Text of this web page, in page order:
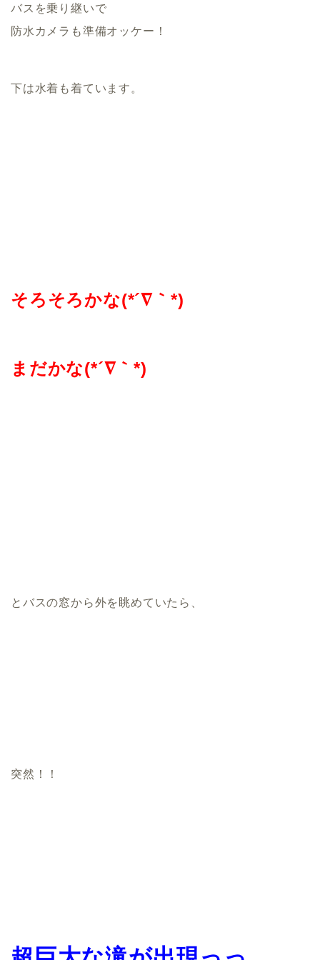
バスを乗り継いで
防水カメラも準備オッケー！
下は水着も着ています。
そろそろかな(*´∇｀*)
まだかな(*´∇｀*)
とバスの窓から外を眺めていたら、
突然！！